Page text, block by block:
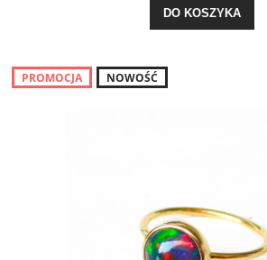
DO KOSZYKA
PROMOCJA NOWOŚĆ